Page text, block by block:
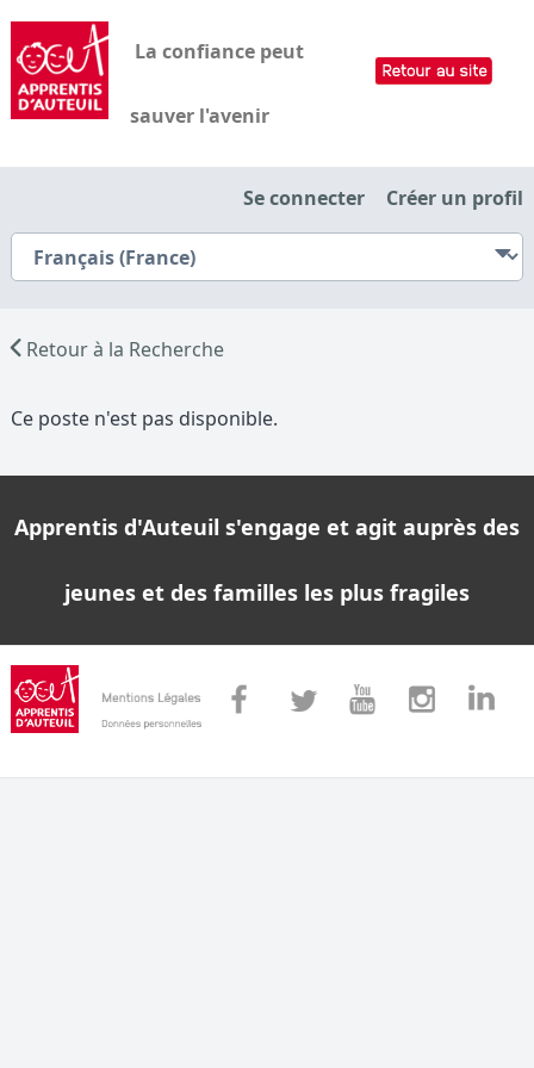
La confiance peut
sauver l'avenir
Se connecter Créer un profil
Retour à la Recherche
Ce poste n'est pas disponible.
Apprentis d'Auteuil s'engage et agit auprès des
jeunes et des familles les plus fragiles